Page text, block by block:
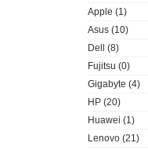
Apple (1)
Asus (10)
Dell
(8)
Fujitsu (0)
Gigabyte (4)
HP (20)
Huawei (1)
Lenovo (21)